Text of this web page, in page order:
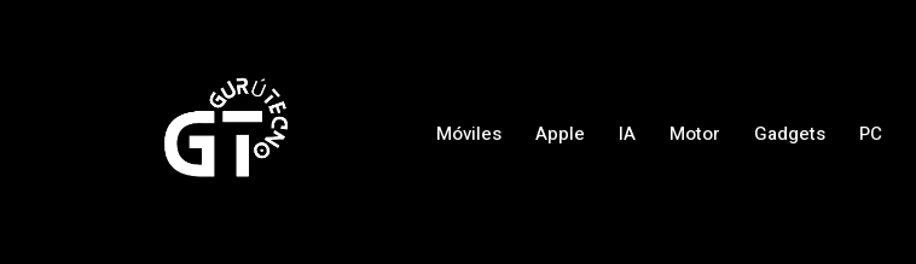
Móviles Apple IA Motor Gadgets PC